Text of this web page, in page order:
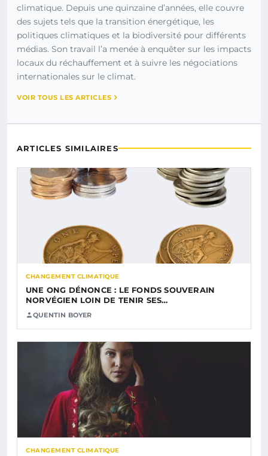
climatique. Depuis une quinzaine d’années, elle couvre
des sujets tels que la transition énergétique, les
politiques climatiques et la biodiversité pour différents
médias. Son travail l’a menée à enquêter sur les impacts
locaux du réchauffement et à suivre les négociations
internationales sur le climat.
VOIR TOUS LES ARTICLES
ARTICLES SIMILAIRES
CHANGEMENT CLIMATIQUE
UNE ONG DÉNONCE : LE FONDS SOUVERAIN
NORVÉGIEN LOIN DE TENIR SES…
QUENTIN BOYER
CHANGEMENT CLIMATIQUE